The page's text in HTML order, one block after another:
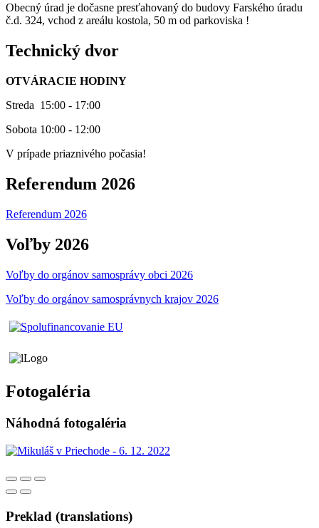
Obecný úrad je dočasne presťahovaný do budovy Farského úradu
č.d. 324, vchod z areálu kostola, 50 m od parkoviska !
Technický dvor
OTVÁRACIE HODINY
Streda 15:00 - 17:00
Sobota 10:00 - 12:00
V prípade priaznivého počasia!
Referendum 2026
Referendum 2026
Voľby 2026
Voľby do orgánov samosprávy obci 2026
Voľby do orgánov samosprávnych krajov 2026
Fotogaléria
Náhodná fotogaléria
Preklad (translations)